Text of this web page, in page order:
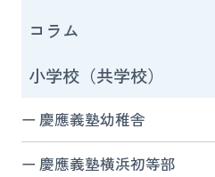
コラム
小学校（共学校）
慶應義塾幼稚舎
慶應義塾横浜初等部